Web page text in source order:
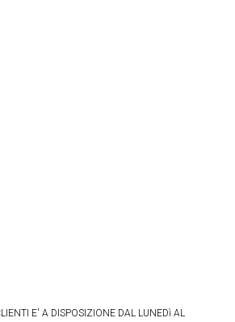
E' A DISPOSIZIONE DAL LUNEDì AL